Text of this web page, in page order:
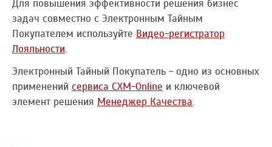
Для повышения эффективности решения бизнес
задач совместно с Электронным Тайным
Покупателем используйте Видео-регистратор
Лояльности.
Электронный Тайный Покупатель - одно из основных
применений сервиса CXM-Online и ключевой
элемент решения Менеджер Качества.